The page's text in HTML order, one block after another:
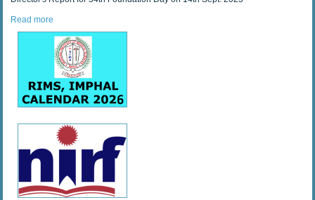
Read more